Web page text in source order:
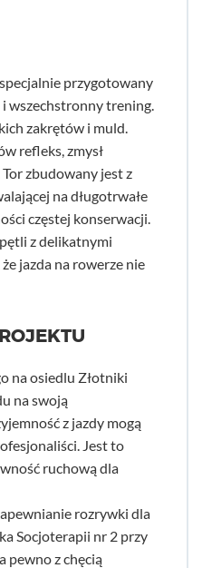
przygotowany
i wszechstronny trening.
zakrętów i muld.
refleks, zmysł
zbudowany jest z
na długotrwałe
częstej konserwacji.
z delikatnymi
jazda na rowerze nie
na osiedlu Złotniki
na swoją
z jazdy mogą
Jest to
ruchową dla
rozrywki dla
Socjoterapii nr 2 przy
pewno z chęcią